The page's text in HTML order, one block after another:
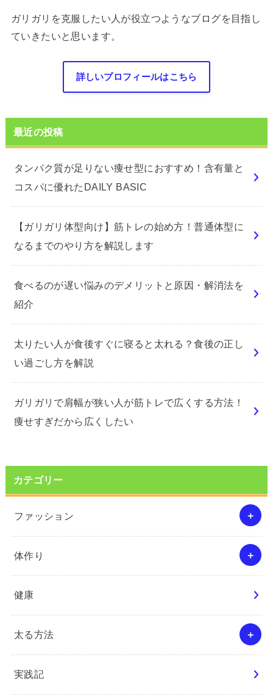
ガリガリを克服したい人が役立つようなブログを目指し
ていきたいと思います。
詳しいプロフィールはこちら
最近の投稿
タンパク質が足りない痩せ型におすすめ！含有量と
コスパに優れたDAILY BASIC
【ガリガリ体型向け】筋トレの始め方！普通体型に
なるまでのやり方を解説します
食べるのが遅い悩みのデメリットと原因・解消法を
紹介
太りたい人が食後すぐに寝ると太れる？食後の正し
い過ごし方を解説
ガリガリで肩幅が狭い人が筋トレで広くする方法！
痩せすぎだから広くしたい
カテゴリー
ファッション
体作り
健康
太る方法
実践記